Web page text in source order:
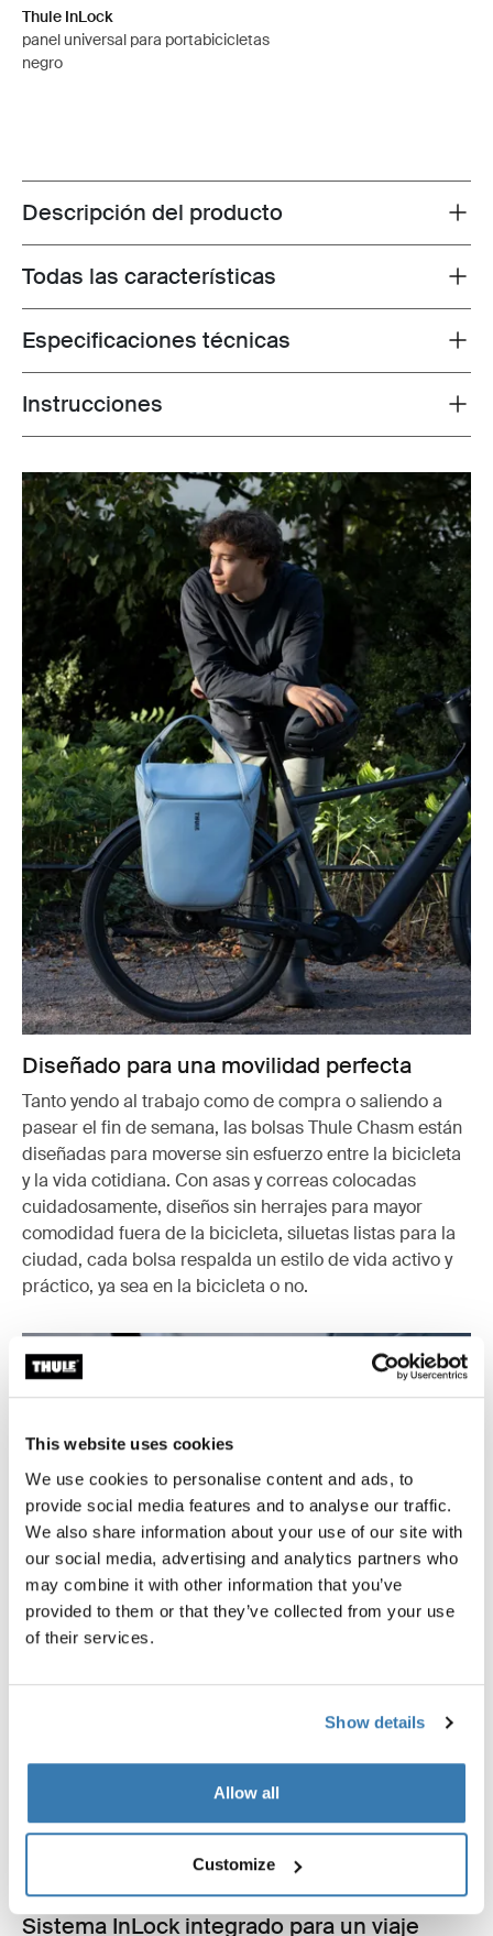
This website uses cookies
We use cookies to personalise content and ads, to
provide social media features and to analyse our traffic.
We also share information about your use of our site with
our social media, advertising and analytics partners who
may combine it with other information that you’ve
provided to them or that they’ve collected from your use
of their services.
Show details
Allow all
Customize
Thule InLock
panel universal para portabicicletas
negro
Toggle overview
Descripción del producto
Toggle features
Todas las características
Toggle techspec
Especificaciones técnicas
Toggle guides and instructions
Instrucciones
Diseñado para una movilidad perfecta
Tanto yendo al trabajo como de compra o saliendo a
pasear el fin de semana, las bolsas Thule Chasm están
diseñadas para moverse sin esfuerzo entre la bicicleta
y la vida cotidiana. Con asas y correas colocadas
cuidadosamente, diseños sin herrajes para mayor
comodidad fuera de la bicicleta, siluetas listas para la
ciudad, cada bolsa respalda un estilo de vida activo y
práctico, ya sea en la bicicleta o no.
Sistema InLock integrado para un viaje